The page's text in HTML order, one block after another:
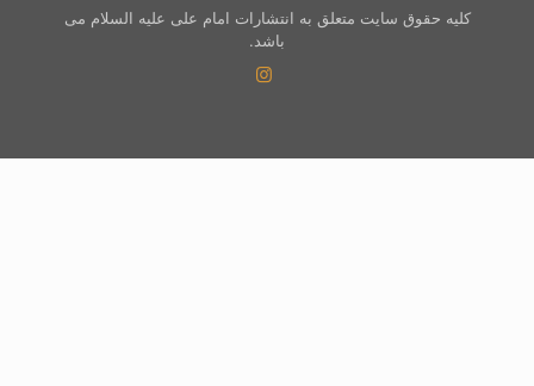
کلیه حقوق سایت متعلق به انتشارات امام علی علیه السلام می
باشد.